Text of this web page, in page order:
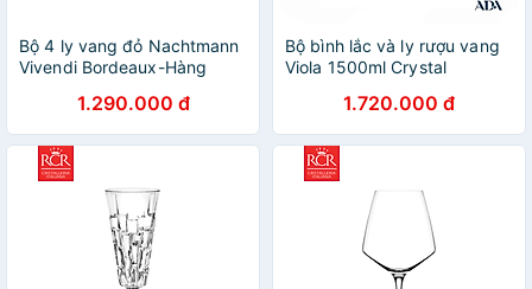
Bộ 4 ly vang đỏ Nachtmann
Vivendi Bordeaux-Hàng
1.290.000 đ
Bộ bình lắc và ly rượu vang
Viola 1500ml Crystal
1.720.000 đ